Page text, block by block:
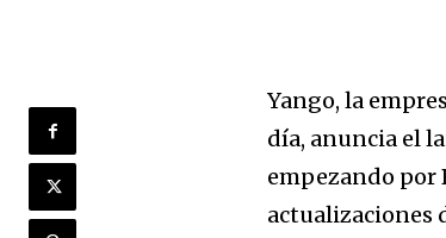
Yango, la
día, anuncia el
empezando por
actualizaciones